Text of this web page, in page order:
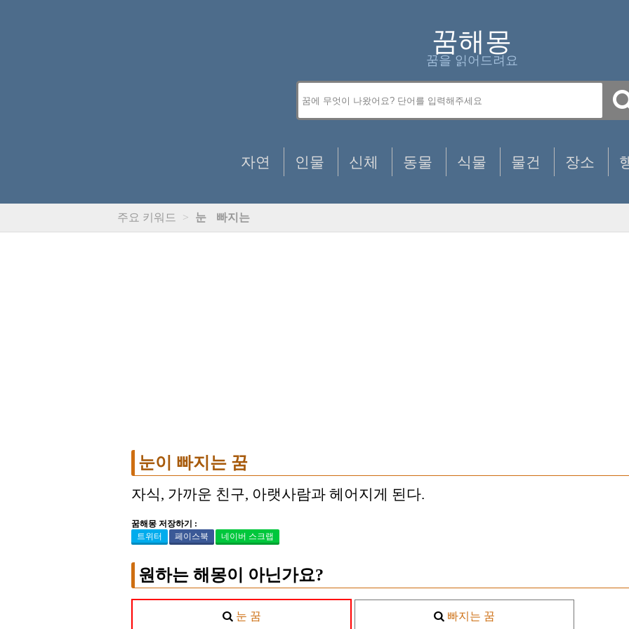
꿈해몽
꿈을 읽어드려요
자연 인물 신체 동물 식물 물건 장소
주요 키워드 > 눈 빠지는
눈이 빠지는 꿈
자식, 가까운 친구, 아랫사람과 헤어지게 된다.
꿈해몽 저장하기 :
트위터
페이스북 네이버 스크랩
원하는 해몽이 아닌가요?
눈 꿈 빠지는 꿈